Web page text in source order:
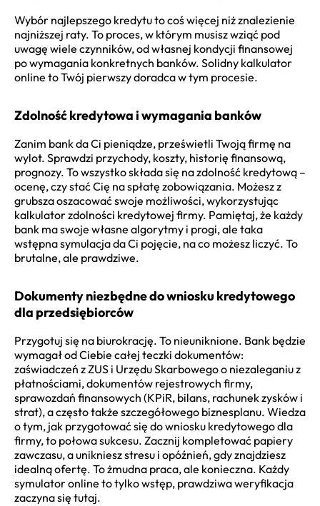
Wybór najlepszego kredytu to coś więcej niż znalezienie
najniższej raty. To proces, w którym musisz wziąć pod
uwagę wiele czynników, od własnej kondycji finansowej
po wymagania konkretnych banków. Solidny kalkulator
online to Twój pierwszy doradca w tym procesie.
Zdolność kredytowa i wymagania banków
Zanim bank da Ci pieniądze, prześwietli Twoją firmę na
wylot. Sprawdzi przychody, koszty, historię finansową,
prognozy. To wszystko składa się na zdolność kredytową –
ocenę, czy stać Cię na spłatę zobowiązania. Możesz z
grubsza oszacować swoje możliwości, wykorzystując
kalkulator zdolności kredytowej firmy. Pamiętaj, że każdy
bank ma swoje własne algorytmy i progi, ale taka
wstępna symulacja da Ci pojęcie, na co możesz liczyć. To
brutalne, ale prawdziwe.
Dokumenty niezbędne do wniosku kredytowego
dla przedsiębiorców
Przygotuj się na biurokrację. To nieuniknione. Bank będzie
wymagał od Ciebie całej teczki dokumentów:
zaświadczeń z ZUS i Urzędu Skarbowego o niezaleganiu z
płatnościami, dokumentów rejestrowych firmy,
sprawozdań finansowych (KPiR, bilans, rachunek zysków i
strat), a często także szczegółowego biznesplanu. Wiedza
o tym, jak przygotować się do wniosku kredytowego dla
firmy, to połowa sukcesu. Zacznij kompletować papiery
zawczasu, a unikniesz stresu i opóźnień, gdy znajdziesz
idealną ofertę. To żmudna praca, ale konieczna. Każdy
symulator online to tylko wstęp, prawdziwa weryfikacja
zaczyna się tutaj.